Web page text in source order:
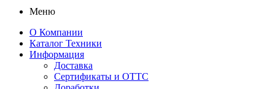
Меню
О Компании
Каталог Техники
Информация
Доставка
Сертификаты и ОТТС